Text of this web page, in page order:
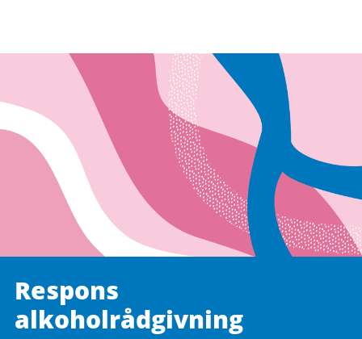
Respons
alkoholrådgivning